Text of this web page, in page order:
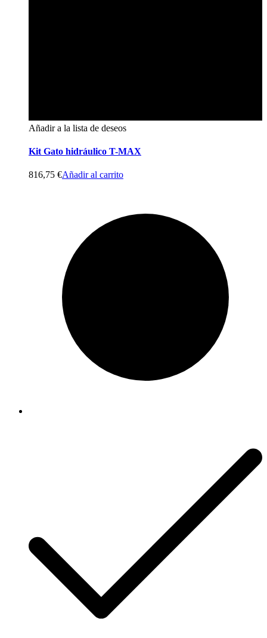
Añadir a la lista de deseos
Kit Gato hidráulico T-MAX
816,75 €Añadir al carrito